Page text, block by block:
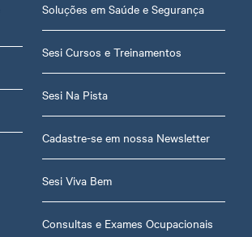
Soluções em Saúde e Segurança
Sesi Cursos e Treinamentos
Sesi Na Pista
Cadastre-se em nossa Newsletter
Sesi Viva Bem
Consultas e Exames Ocupacionais